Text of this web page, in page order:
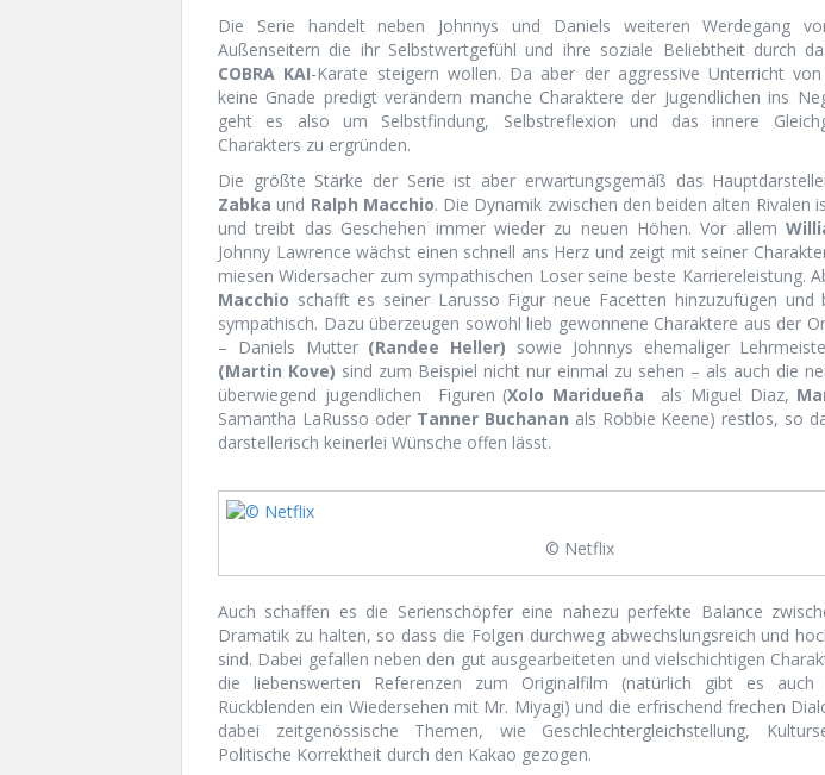
Die Serie handelt neben Johnnys und Daniels weiteren Werdegang
Außenseitern die ihr Selbstwertgefühl und ihre soziale Beliebtheit durch
COBRA KAI-Karate steigern wollen. Da aber der aggressive Unterricht von
keine Gnade predigt verändern manche Charaktere der Jugendlichen ins
geht es also um Selbstfindung, Selbstreflexion und das innere
Charakters zu ergründen.
Die größte Stärke der Serie ist aber erwartungsgemäß das
Zabka und Ralph Macchio. Die Dynamik zwischen den beiden alten Rivalen
und treibt das Geschehen immer wieder zu neuen Höhen. Vor allem
Johnny Lawrence wächst einen schnell ans Herz und zeigt mit seiner
miesen Widersacher zum sympathischen Loser seine beste Karriereleistung.
Macchio schafft es seiner Larusso Figur neue Facetten hinzuzufügen und
sympathisch. Dazu überzeugen sowohl lieb gewonnene Charaktere aus der
– Daniels Mutter (Randee Heller) sowie Johnnys ehemaliger
(Martin Kove) sind zum Beispiel nicht nur einmal zu sehen – als auch die
überwiegend jugendlichen Figuren (Xolo Maridueña als Miguel Diaz,
Samantha LaRusso oder Tanner Buchanan als Robbie Keene) restlos, so
darstellerisch keinerlei Wünsche offen lässt.
© Netflix
Auch schaffen es die Serienschöpfer eine nahezu perfekte Balance
Dramatik zu halten, so dass die Folgen durchweg abwechslungsreich und
sind. Dabei gefallen neben den gut ausgearbeiteten und vielschichtigen
die liebenswerten Referenzen zum Originalfilm (natürlich gibt es
Rückblenden ein Wiedersehen mit Mr. Miyagi) und die erfrischend frechen
dabei zeitgenössische Themen, wie Geschlechtergleichstellung,
Politische Korrektheit durch den Kakao gezogen.